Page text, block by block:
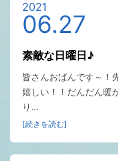
2021
06.27
素敵な日曜日♪
皆さんおばんです～！
嬉しい！！だんだん暖
り...
[続きを読む]